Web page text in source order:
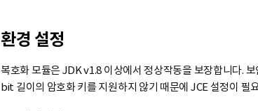
환경 설정
복호화 모듈은 JDK v1.8 이상에서 정상작동을 보장합니다.
bit 길이의 암호화 키를 지원하지 않기 때문에 JCE 설정이 필